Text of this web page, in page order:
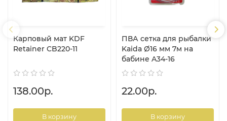
Карповый мат KDF
Retainer CB220-11
138.00р.
В корзину
ПВА сетка для рыбалки
Kaida Ø16 мм 7м на
бабине A34-16
22.00р.
В корзину